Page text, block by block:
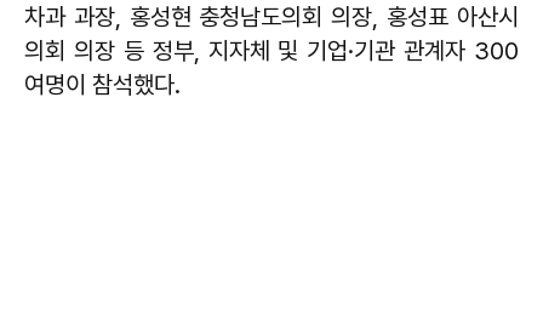
차과 과장, 홍성현 충청남도의회 의장, 홍성표 아산시
의회 의장 등 정부, 지자체 및 기업·기관 관계자 300
여명이 참석했다.